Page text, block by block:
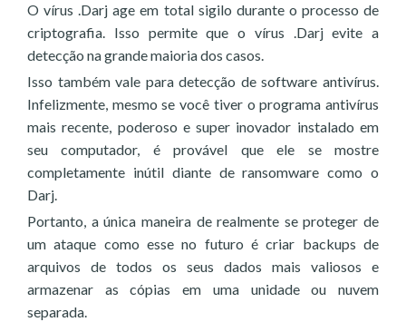
O vírus .Darj age em total sigilo durante o processo de
criptografia. Isso permite que o vírus .Darj evite a
detecção na grande maioria dos casos.
Isso também vale para detecção de software antivírus.
Infelizmente, mesmo se você tiver o programa antivírus
mais recente, poderoso e super inovador instalado em
seu computador, é provável que ele se mostre
completamente inútil diante de ransomware como o
Darj.
Portanto, a única maneira de realmente se proteger de
um ataque como esse no futuro é criar backups de
arquivos de todos os seus dados mais valiosos e
armazenar as cópias em uma unidade ou nuvem
separada.